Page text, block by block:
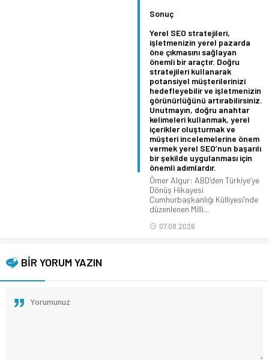
Sonuç
Yerel SEO stratejileri,
işletmenizin yerel pazarda
öne çıkmasını sağlayan
önemli bir araçtır. Doğru
stratejileri kullanarak
potansiyel müşterilerinizi
hedefleyebilir ve işletmenizin
görünürlüğünü artırabilirsiniz.
Unutmayın, doğru anahtar
kelimeleri kullanmak, yerel
içerikler oluşturmak ve
müşteri incelemelerine önem
vermek yerel SEO’nun başarılı
bir şekilde uygulanması için
önemli adımlardır.
Ömer Algur: ABD’den Türkiye’ye
Dönüş Hikayesi
Cumhurbaşkanlığı Külliyesi’nde
düzenlenen Milli...
07.08.2026
BİR YORUM YAZIN